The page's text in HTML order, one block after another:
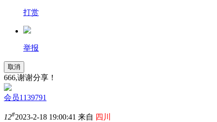
打赏
举报
取消
666,谢谢分享！
会员1139791
12#2023-2-18 19:00:41 来自 四川